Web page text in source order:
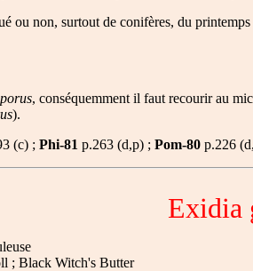
ou non, surtout de conifères, du
, conséquemment il faut recourir au
).
(c) ; Phi-81 p.263 (d,p) ; Pom-80 p.226
Exidia
; Black Witch's Butter